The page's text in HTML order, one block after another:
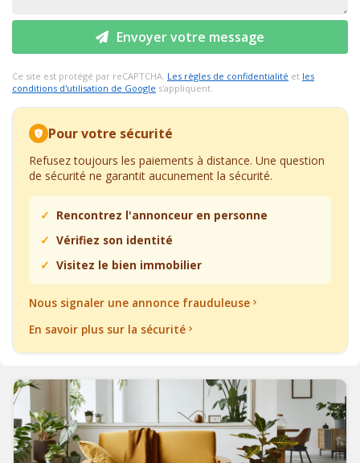
Envoyer votre message
Ce site est protégé par reCAPTCHA. Les règles de confidentialité et les
conditions d'utilisation de Google s'appliquent.
Pour votre sécurité
Refusez toujours les paiements à distance. Une question
de sécurité ne garantit aucunement la sécurité.
Rencontrez l'annonceur en personne
Vérifiez son identité
Visitez le bien immobilier
Nous signaler une annonce frauduleuse
En savoir plus sur la sécurité